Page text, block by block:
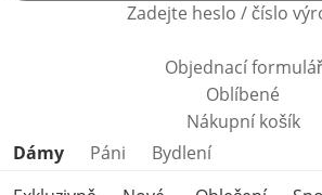
Zadejte heslo / číslo
Objednací formulář
Oblíbené
Nákupní košík
Přeskočit kategorie produktů
Dámy Páni
Bydlení